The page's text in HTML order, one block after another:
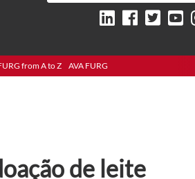
from A to Z AVA FURG
de leite